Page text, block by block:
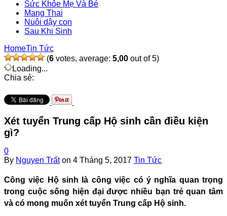
Sức Khỏe Mẹ Và Bé
Mang Thai
Nuôi dậy con
Sau Khi Sinh
HomeTin Tức
(6 votes, average: 5,00 out of 5)
Loading...
Chia sẻ:
Xét tuyển Trung cấp Hộ sinh cần điều kiện
gì?
0
By Nguyen Trất on 4 Tháng 5, 2017 Tin Tức
Công việc Hộ sinh là công việc có ý nghĩa quan trọng
trong cuộc sống hiện đại được nhiều bạn trẻ quan tâm
và có mong muốn xét tuyển Trung cấp Hộ sinh.